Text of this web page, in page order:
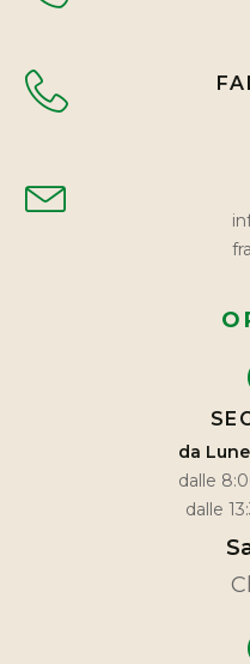
da
dalle
dalle